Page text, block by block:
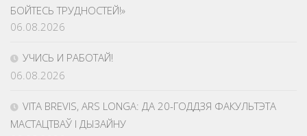
БОЙТЕСЬ ТРУДНОСТЕЙ!»
06.08.2026
УЧИСЬ И РАБОТАЙ!
06.08.2026
VITA BREVIS, ARS LONGA: ДА 20-ГОДДЗЯ ФАКУЛЬТЭТА
МАСТАЦТВАЎ І ДЫЗАЙНУ